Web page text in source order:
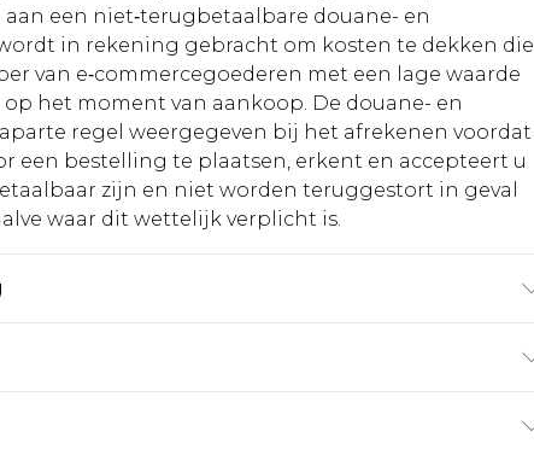
een niet‑terugbetaalbare douane- en
in rekening gebracht om kosten te dekken die
van e‑commercegoederen met een lage waarde
het moment van aankoop. De douane- en
regel weergegeven bij het afrekenen voordat
een bestelling te plaatsen, erkent en accepteert u
zijn en niet worden teruggestort in geval
waar dit wettelijk verplicht is.
€5.99